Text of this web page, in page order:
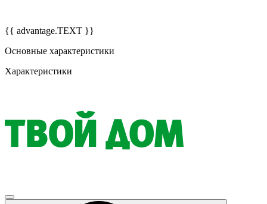
{{ advantage.TEXT }}
Основные характеристики
Характеристики